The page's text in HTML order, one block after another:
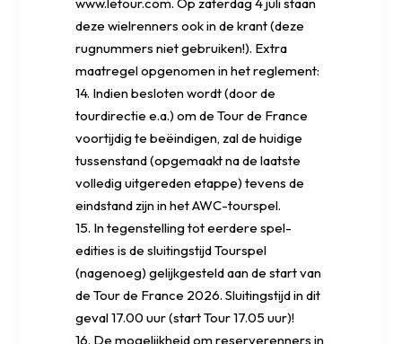
deze wielrenners ook in de krant (deze
rugnummers niet gebruiken!). Extra
maatregel opgenomen in het reglement:
14. Indien besloten wordt (door de
tourdirectie e.a.) om de Tour de France
voortijdig te beëindigen, zal de huidige
tussenstand (opgemaakt na de laatste
volledig uitgereden etappe) tevens de
eindstand zijn in het AWC-tourspel.
15. In tegenstelling tot eerdere spel-
edities is de sluitingstijd Tourspel
(nagenoeg) gelijkgesteld aan de start van
de Tour de France 2026. Sluitingstijd in dit
geval 17.00 uur (start Tour 17.05 uur)!
16. De mogelijkheid om reserverenners in